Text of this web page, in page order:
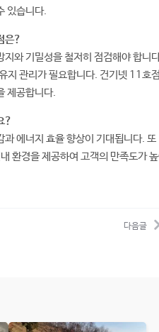
있습니다.
은?
와 기밀성을 철저히 점검해야 합니
지 관리가 필요합니다. 건기넷 11호
제공합니다.
?
에너지 효율 향상이 기대됩니다. 또
환경을 제공하여 고객의 만족도가
다음글